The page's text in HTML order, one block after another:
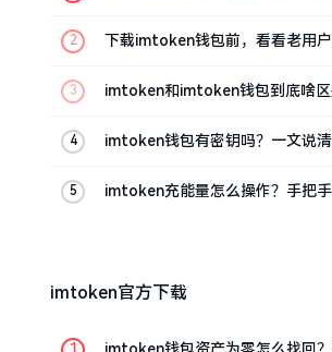
下载imtoken钱包前，看看老用
imtoken和imtoken钱包到底啥区
imtoken钱包有密钥吗？一文说
imtoken充能量怎么操作？手把
imtoken官方下载